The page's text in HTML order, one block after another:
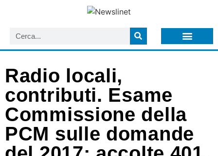
Radio locali,
contributi. Esame
Commissione della
PCM sulle domande